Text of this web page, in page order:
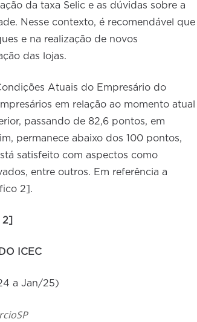
da taxa Selic e as dúvidas sobre a
Nesse contexto, é recomendável que
e na realização de novos
das lojas.
Atuais do Empresário do
em relação ao momento atual
passando de 82,6 pontos, em
permanece abaixo dos 100 pontos,
satisfeito com aspectos como
entre outros. Em referência a
2].
ICEC
a Jan/25)